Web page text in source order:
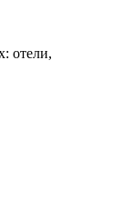
отели,